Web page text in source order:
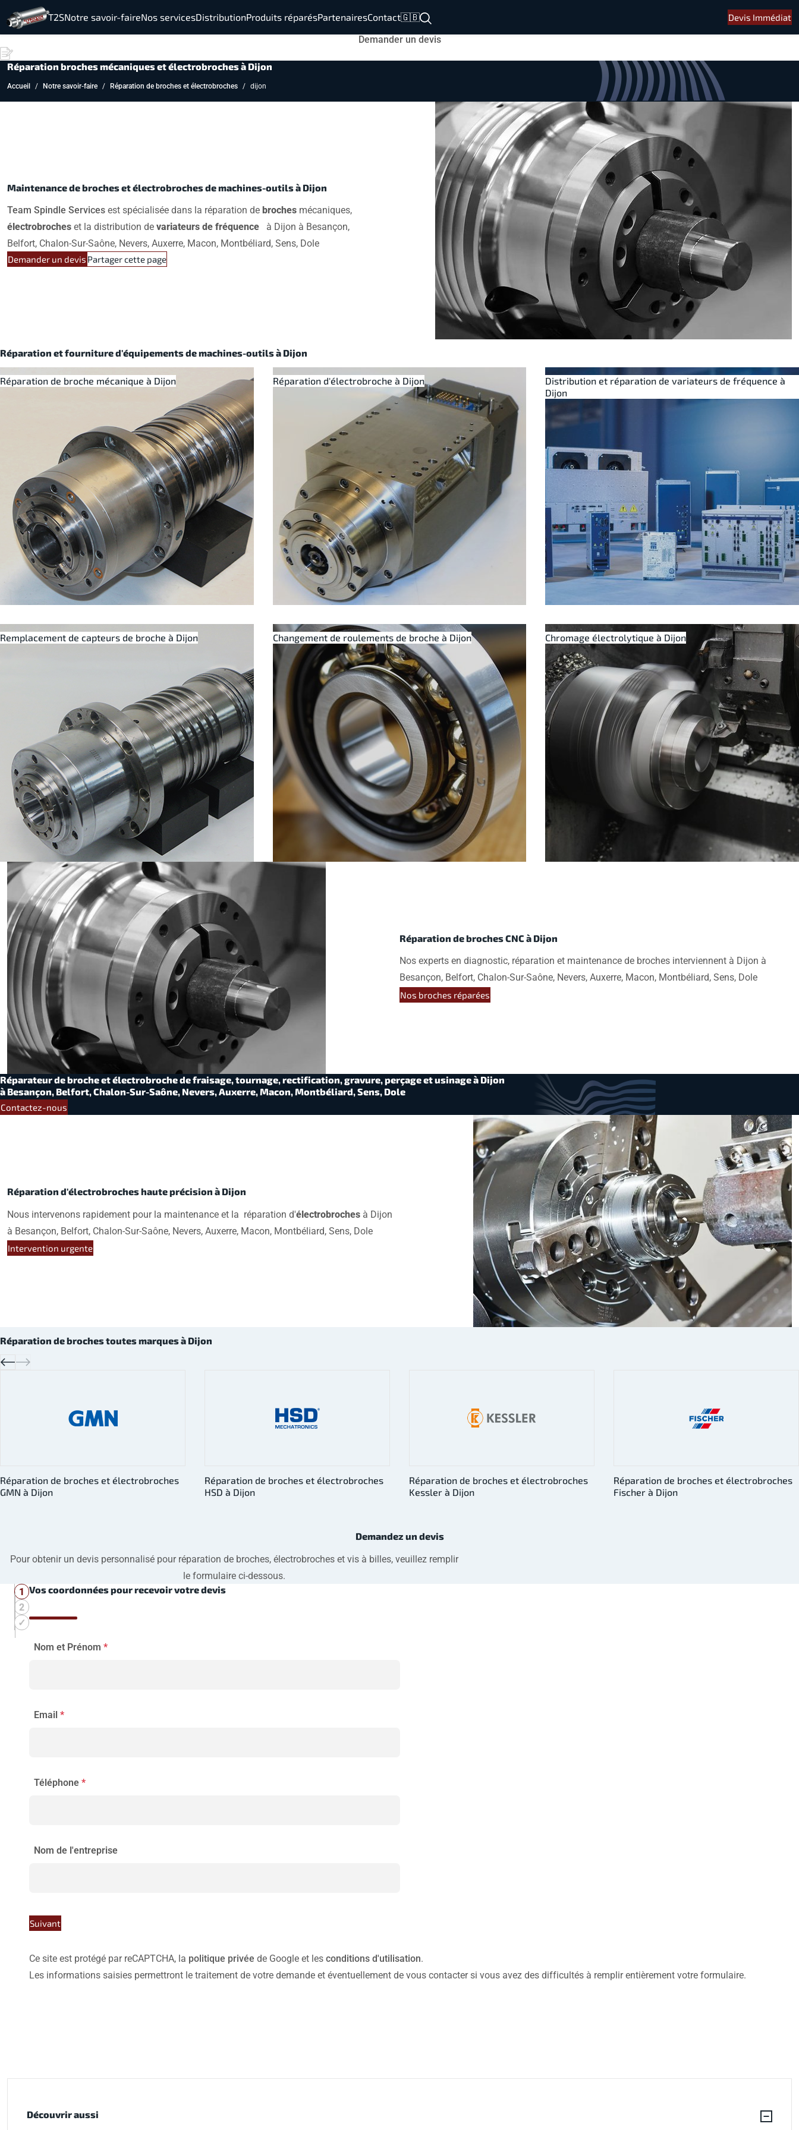
T2SNotre savoir-faireNos servicesDistributionProduits réparésPartenairesContact🇬🇧 Devis Immédiat
Demander un devis
Réparation broches mécaniques et électrobroches à Dijon
Accueil Notre savoir-faire Réparation de broches et électrobroches dijon
Maintenance de broches et électrobroches de machines-outils à Dijon
Team Spindle Servicesest spécialisée dans la réparation debroches mécaniques,
électrobrocheset la distribution devariateurs de fréquence à Dijon à Besançon,
Belfort, Chalon-Sur-Saône, Nevers, Auxerre, Macon, Montbéliard, Sens, Dole
Demander un devis Partager cette page
Réparation et fourniture d'équipements de machines-outils à Dijon
Réparation de broche mécanique à Dijon Réparation d'électrobroche à Dijon
Distribution et réparation de variateurs de fréquence à
Dijon
Remplacement de capteurs de broche à Dijon Changement de roulements de broche à Dijon Chromage électrolytique à Dijon
Réparation de broches CNC à Dijon
Nos experts en diagnostic, réparation et maintenance de broches interviennent à Dijon à
Besançon, Belfort, Chalon-Sur-Saône, Nevers, Auxerre, Macon, Montbéliard, Sens, Dole
Nos broches réparées
Réparateur de broche et électrobroche de fraisage, tournage, rectification, gravure, perçage et usinage à Dijon
à Besançon, Belfort, Chalon-Sur-Saône, Nevers, Auxerre, Macon, Montbéliard, Sens, Dole
Contactez-nous
Réparation d'électrobroches haute précision à Dijon
Nous intervenons rapidement pour la maintenance et la réparation d'électrobroches à Dijon
à Besançon, Belfort, Chalon-Sur-Saône, Nevers, Auxerre, Macon, Montbéliard, Sens, Dole
Intervention urgente
Réparation de broches toutes marques à Dijon
Réparation de broches et électrobroches
HSD à Dijon
Réparation de broches et électrobroches
Kessler à Dijon
Réparation de broches et électrobroches
Fischer à Dijon
Réparation de broches et électrobroches
Giordano Colombo à Dijon
Demandez un devis
Pour obtenir un devis personnalisé pour réparation de broches, électrobroches et vis à billes, veuillez remplir
le formulaire ci-dessous.
Vos coordonnées pour recevoir votre devis
Nom et Prénom *
Email *
Téléphone*
Nom de l'entreprise
Suivant
Ce site est protégé par reCAPTCHA, la politique privée de Google et lesconditions d'utilisation.
Les informations saisies permettront le traitement de votre demande et éventuellement de vous contacter si vous avez des difficultés à remplir entièrement votre formulaire.
Découvrir aussi